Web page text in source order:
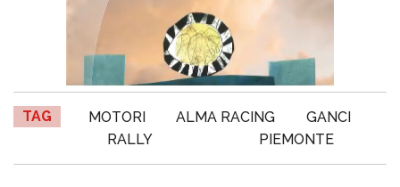
TAG MOTORI ALMA RACING
GANCI
RALLY
PIEMONTE